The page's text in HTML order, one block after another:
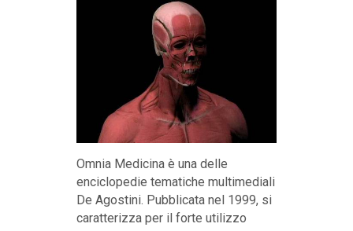
Omnia Medicina è una delle
enciclopedie tematiche multimediali
De Agostini. Pubblicata nel 1999, si
caratterizza per il forte utilizzo